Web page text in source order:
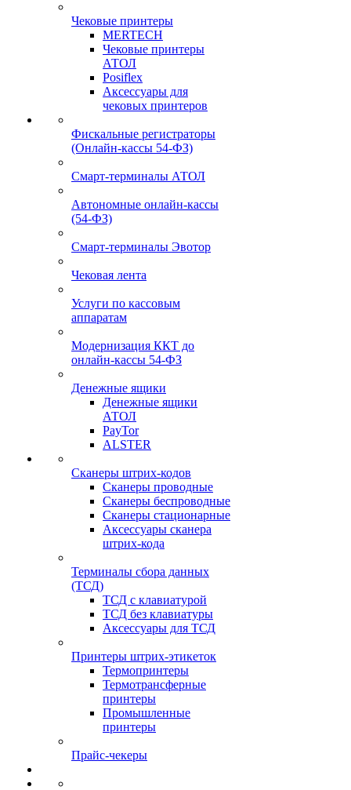
Чековые принтеры
MERTECH
Чековые принтеры
АТОЛ
Posiflex
Аксессуары для
чековых принтеров
Фискальные регистраторы
(Онлайн-кассы 54-ФЗ)
Смарт-терминалы АТОЛ
Автономные онлайн-кассы
(54-ФЗ)
Смарт-терминалы Эвотор
Чековая лента
Услуги по кассовым
аппаратам
Модернизация ККТ до
онлайн-кассы 54-ФЗ
Денежные ящики
Денежные ящики
АТОЛ
PayTor
ALSTER
Сканеры штрих-кодов
Сканеры проводные
Сканеры беспроводные
Сканеры стационарные
Аксессуары сканера
штрих-кода
Терминалы сбора данных
(ТСД)
ТСД с клавиатурой
ТСД без клавиатуры
Аксессуары для ТСД
Принтеры штрих-этикеток
Термопринтеры
Термотрансферные
принтеры
Промышленные
принтеры
Прайс-чекеры